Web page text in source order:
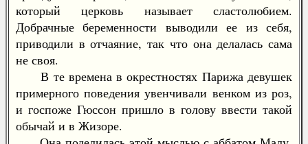
который церковь называет сластолюбием.
Добрачные беременности выводили ее из себя,
приводили в отчаяние, так что она делалась сама
не своя.
В те времена в окрестностях Парижа девушек
примерного поведения увенчивали венком из роз,
и госпоже Гюссон пришло в голову ввести такой
обычай и в Жизоре.